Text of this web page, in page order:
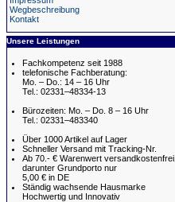
Wegbeschreibung
Kontakt
Unsere Leistungen
Fachkompetenz seit 1988
telefonische Fachberatung:
Mo. – Do.: 14 – 16 Uhr
Tel.: 02331–48334-13
Bürozeiten: Mo. – Do. 8 – 16 Uhr
Tel.: 02331–483340
Über 1000 Artikel auf Lager
Schneller Versand mit Tracking-Nr.
Ab 70.- € Warenwert versandkostenfrei,
darunter Grundporto nur
5,00 € in DE
Ständig wachsende Hausmarke
Hochwertig und Innovativ